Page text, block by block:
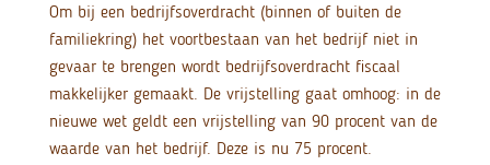
Om bij een bedrijfsoverdracht (binnen of buiten de
familiekring) het voortbestaan van het bedrijf niet in
gevaar te brengen wordt bedrijfsoverdracht fiscaal
makkelijker gemaakt. De vrijstelling gaat omhoog: in de
nieuwe wet geldt een vrijstelling van 90 procent van de
waarde van het bedrijf. Deze is nu 75 procent.